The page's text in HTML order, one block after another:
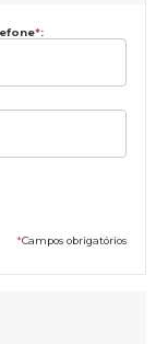
*:
*Campos obrigatórios